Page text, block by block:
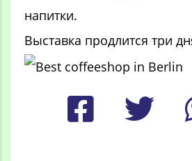
напитки.
Выставка продлится три